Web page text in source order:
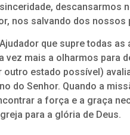
descansarmos
nos salvando dos
que supre todas
vez mais a olharmos para
outro estado possível)
do Senhor. Quando a
a força e a graça
para a glória de Deus.